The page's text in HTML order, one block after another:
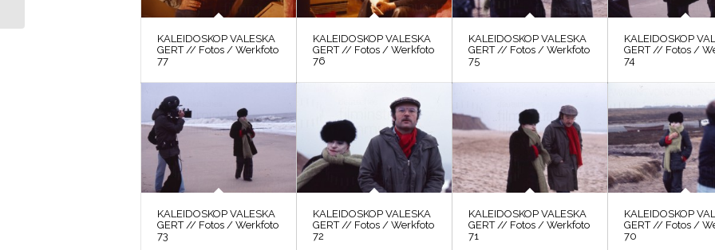
KALEIDOSKOP VALESKA
GERT // Fotos / Werkfoto
77
KALEIDOSKOP VALESKA
GERT // Fotos / Werkfoto
76
KALEIDOSKOP VALESKA
GERT // Fotos / Werkfoto
75
KALEIDOSKOP
GERT // Fotos /
74
KALEIDOSKOP VALESKA
GERT // Fotos / Werkfoto
73
KALEIDOSKOP VALESKA
GERT // Fotos / Werkfoto
72
KALEIDOSKOP VALESKA
GERT // Fotos / Werkfoto
71
KALEIDOSKOP
GERT // Fotos /
70